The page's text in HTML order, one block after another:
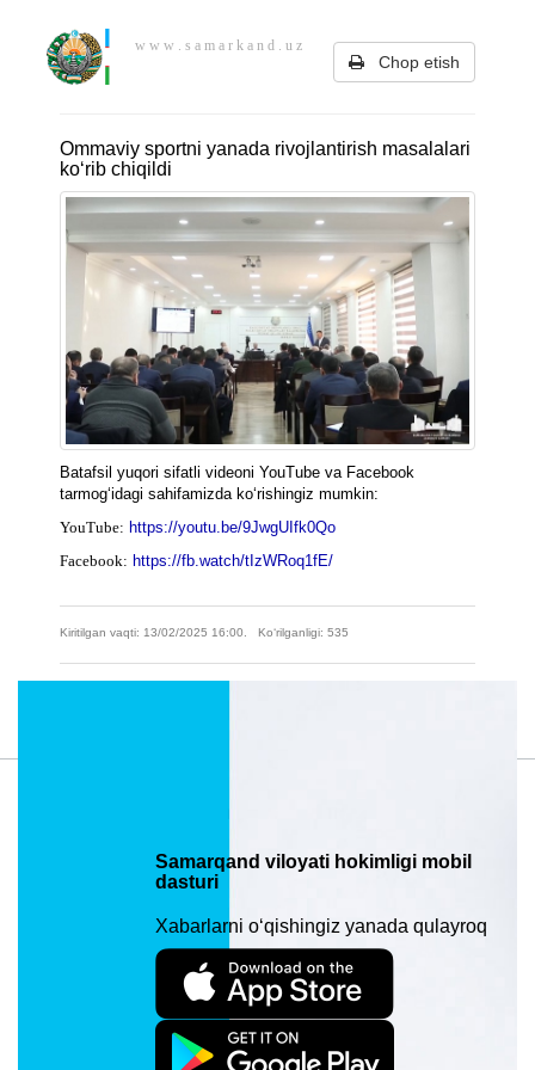
w w w . s a m a r k a n d . u z
Chop etish
Ommaviy sportni yanada rivojlantirish masalalari
ko‘rib chiqildi
Batafsil yuqori sifatli videoni YouTube va Facebook
tarmog‘idagi sahifamizda ko‘rishingiz mumkin:
YouTube: https://youtu.be/9JwgUIfk0Qo
Facebook: https://fb.watch/tIzWRoq1fE/
Kiritilgan vaqti: 13/02/2025 16:00. Ko‘rilganligi: 535
Samarqand viloyati hokimligi mobil
dasturi
Xabarlarni o‘qishingiz yanada qulayroq